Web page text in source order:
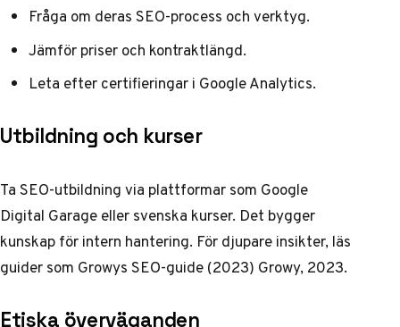
Fråga om deras SEO-process och verktyg.
Jämför priser och kontraktlängd.
Leta efter certifieringar i Google Analytics.
Utbildning och kurser
Ta SEO-utbildning via plattformar som Google
Digital Garage eller svenska kurser. Det bygger
kunskap för intern hantering. För djupare insikter, läs
guider som Growys SEO-guide (2023) Growy, 2023.
Etiska överväganden